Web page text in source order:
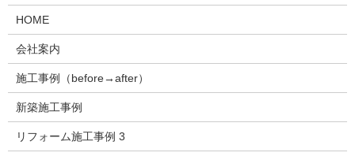
HOME
会社案内
施工事例（before→after）
新築施工事例
リフォーム施工事例 3